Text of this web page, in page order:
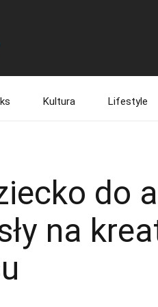
Kultura Lifestyle
do
na